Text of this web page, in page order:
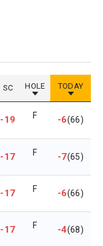
SC HOLE TODAY
-19 F -6(66)
-17 F -7(65)
-17 F -6(66)
-17 F -4(68)